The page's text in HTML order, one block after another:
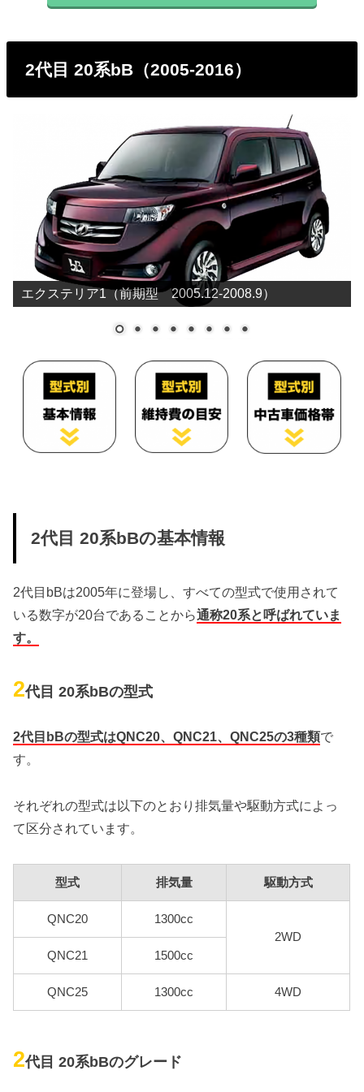
2代目 20系bB（2005-2016）
エクステリア1（前期型 2005.12-2008.9）
2代目 20系bBの基本情報
2代目bBは2005年に登場し、すべての型式で使用されて
いる数字が20台であることから通称20系と呼ばれていま
す。
2代目 20系bBの型式
2代目bBの型式はQNC20、QNC21、QNC25の3種類で
す。
それぞれの型式は以下のとおり排気量や駆動方式によっ
て区分されています。
型式 排気量 駆動方式
QNC20
1300cc
2WD
QNC21
1500cc
QNC25 1300cc 4WD
2代目 20系bBのグレード